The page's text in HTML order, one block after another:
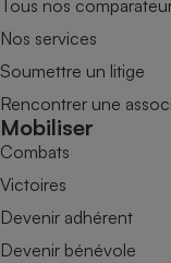
Tous nos
Nos services
Soumettre un litige
Rencontrer une
Mobiliser
Combats
Victoires
Devenir adhérent
Devenir bénévole